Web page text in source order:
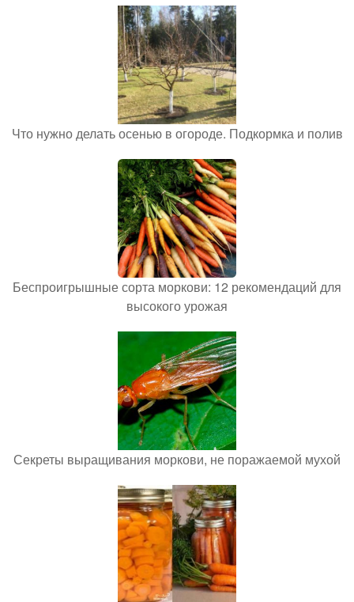
Что нужно делать осенью в огороде. Подкормка и полив
Беспроигрышные сорта моркови: 12 рекомендаций для
высокого урожая
Секреты выращивания моркови, не поражаемой мухой